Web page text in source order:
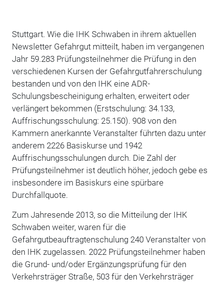
Stuttgart. Wie die IHK Schwaben in ihrem aktuellen
Newsletter Gefahrgut mitteilt, haben im vergangenen
Jahr 59.283 Prüfungsteilnehmer die Prüfung in den
verschiedenen Kursen der Gefahrgutfahrerschulung
bestanden und von den IHK eine ADR-
Schulungsbescheinigung erhalten, erweitert oder
verlängert bekommen (Erstschulung: 34.133,
Auffrischungsschulung: 25.150). 908 von den
Kammern anerkannte Veranstalter führten dazu unter
anderem 2226 Basiskurse und 1942
Auffrischungsschulungen durch. Die Zahl der
Prüfungsteilnehmer ist deutlich höher, jedoch gebe es
insbesondere im Basiskurs eine spürbare
Durchfallquote.
Zum Jahresende 2013, so die Mitteilung der IHK
Schwaben weiter, waren für die
Gefahrgutbeauftragtenschulung 240 Veranstalter von
den IHK zugelassen. 2022 Prüfungsteilnehmer haben
die Grund- und/oder Ergänzungsprüfung für den
Verkehrsträger Straße, 503 für den Verkehrsträger